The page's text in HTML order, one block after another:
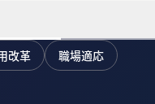
改革 職場適応